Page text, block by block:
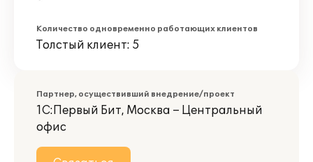
Количество одновременно работающих клиентов
Толстый клиент: 5
Партнер, осуществивший внедрение/проект
1С:Первый Бит, Москва – Центральный
офис